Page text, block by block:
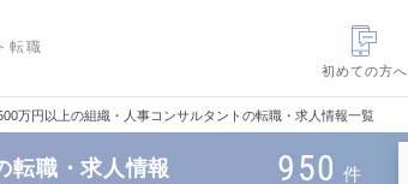
転職
初めての方へ
万円以上の組織・人事コンサルタントの転職・求人情報一覧
転職・求人情報 950 件